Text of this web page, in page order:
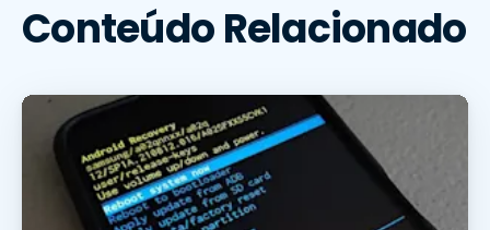
Conteúdo Relacionado